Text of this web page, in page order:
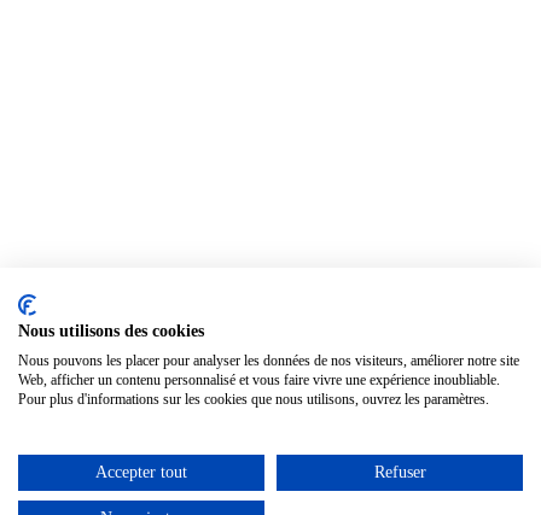
Nous utilisons des cookies
Nous pouvons les placer pour analyser les données de nos visiteurs, améliorer notre site
Web, afficher un contenu personnalisé et vous faire vivre une expérience inoubliable.
Pour plus d'informations sur les cookies que nous utilisons, ouvrez les paramètres.
Accepter tout Refuser